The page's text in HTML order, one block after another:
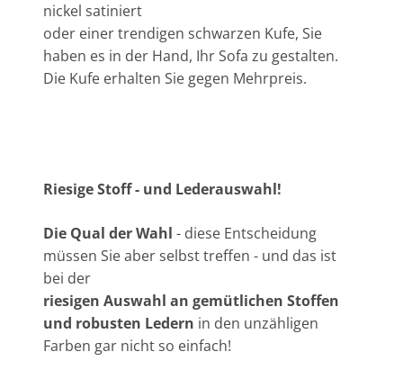
nickel satiniert
oder einer trendigen schwarzen Kufe, Sie
haben es in der Hand, Ihr Sofa zu gestalten.
Die Kufe erhalten Sie gegen Mehrpreis.
Riesige Stoff - und Lederauswahl!
Die Qual der Wahl - diese Entscheidung
müssen Sie aber selbst treffen - und das ist
bei der
riesigen Auswahl an gemütlichen Stoffen
und robusten Ledern in den unzähligen
Farben gar nicht so einfach!